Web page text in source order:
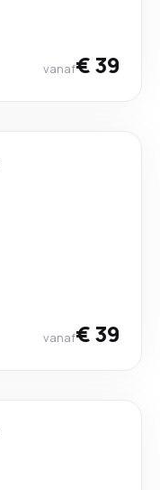
vanaf€ 39
vanaf€ 39